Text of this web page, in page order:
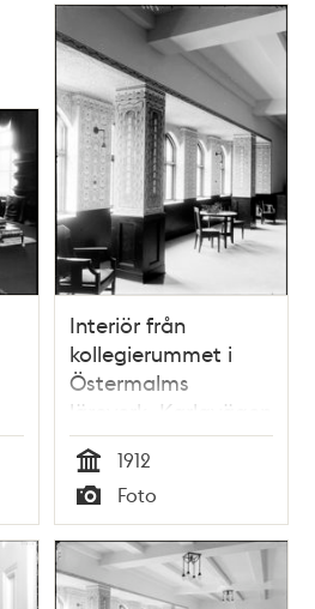
Interiör från
kollegierummet i
Östermalms
läroverk, Karlavägen
Tid
1912
Typ
Foto